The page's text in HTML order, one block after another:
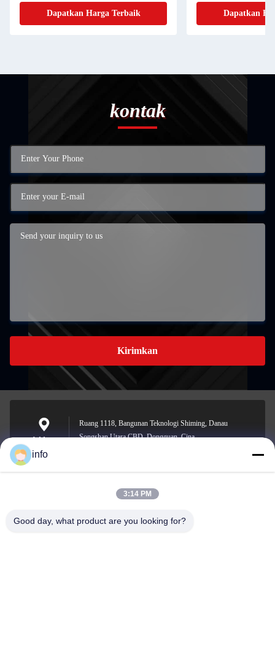
Dapatkan Harga Terbaik Dapatkan
kontak
Kirimkan
Address
Ruang 1118, Bangunan Teknologi Shiming, Danau
Songshan Utara CBD, Dongguan, Cina
info@gdpowerplus.com
info
3:14 PM
Good day, what product are you looking for?